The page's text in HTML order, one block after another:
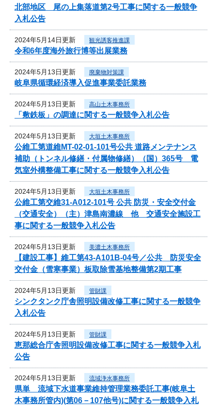
北部地区 尾の上集落道第2号工事に関する一般競争
入札公告
2024年5月14日更新 観光誘客推進課
令和6年度海外旅行博等出展業務
2024年5月13日更新 廃棄物対策課
岐阜県循環経済導入促進事業委託業務
2024年5月13日更新 高山土木事務所
「敷鉄板」の調達に関する一般競争入札公告
2024年5月13日更新 大垣土木事務所
公維工第道維MT-02-01-101号公共 道路メンテナンス
補助（トンネル修繕・付属物修繕）（国）365号 電
気室外構整備工事に関する一般競争入札公告
2024年5月13日更新 大垣土木事務所
公維工第交維31-A012-101号 公共 防災・安全交付金
（交通安全）（主）津島南濃線 他 交通安全施設工
事に関する一般競争入札公告
2024年5月13日更新 美濃土木事務所
【建設工事】維工第43-A101B-04号／公共 防災安全
交付金（雪寒事業）板取除雪基地整備第2期工事
2024年5月13日更新 管財課
シンクタンク庁舎照明設備改修工事に関する一般競争
入札公告
2024年5月13日更新 管財課
恵那総合庁舎照明設備改修工事に関する一般競争入札
公告
2024年5月13日更新 流域浄水事務所
県単 流域下水道事業維持管理業務委託工事(岐阜土
木事務所管内)(第06－107他号)に関する一般競争入札